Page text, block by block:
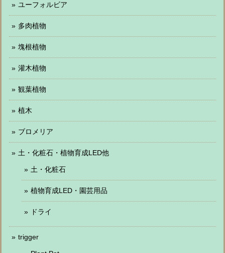
ユーフォルビア
多肉植物
塊根植物
灌木植物
観葉植物
植木
ブロメリア
土・化粧石・植物育成LED他
土・化粧石
植物育成LED・園芸用品
ドライ
trigger